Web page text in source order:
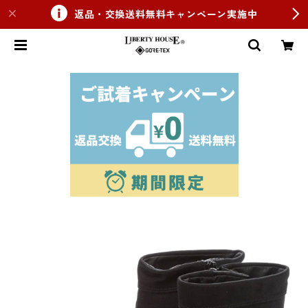
返品・交換送料無料キャンペーン実施中